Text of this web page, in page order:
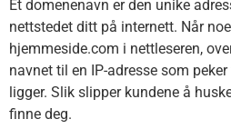
Et domenenavn er den unike
nettstedet ditt på internett. Når
hjemmeside.com i nettleseren,
navnet til en IP-adresse som
ligger. Slik slipper kundene å
finne deg.